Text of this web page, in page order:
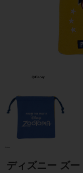
ディズニー ズ